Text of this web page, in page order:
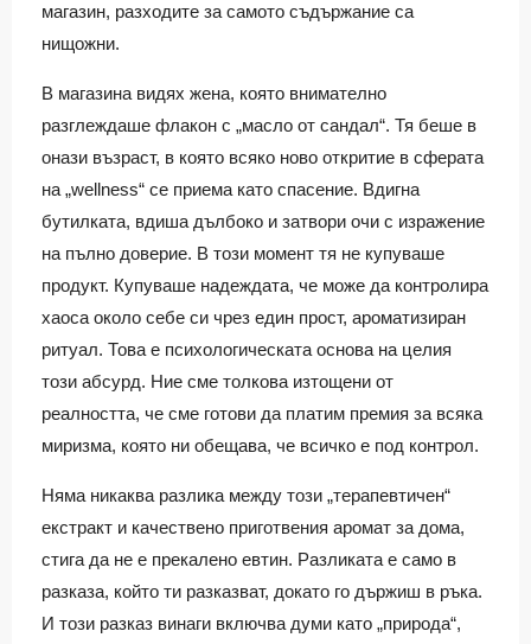
магазин, разходите за самото съдържание са
нищожни.
В магазина видях жена, която внимателно
разглеждаше флакон с „масло от сандал“. Тя беше в
онази възраст, в която всяко ново откритие в сферата
на „wellness“ се приема като спасение. Вдигна
бутилката, вдиша дълбоко и затвори очи с изражение
на пълно доверие. В този момент тя не купуваше
продукт. Купуваше надеждата, че може да контролира
хаоса около себе си чрез един прост, ароматизиран
ритуал. Това е психологическата основа на целия
този абсурд. Ние сме толкова изтощени от
реалността, че сме готови да платим премия за всяка
миризма, която ни обещава, че всичко е под контрол.
Няма никаква разлика между този „терапевтичен“
екстракт и качествено приготвения аромат за дома,
стига да не е прекалено евтин. Разликата е само в
разказа, който ти разказват, докато го държиш в ръка.
И този разказ винаги включва думи като „природа“,